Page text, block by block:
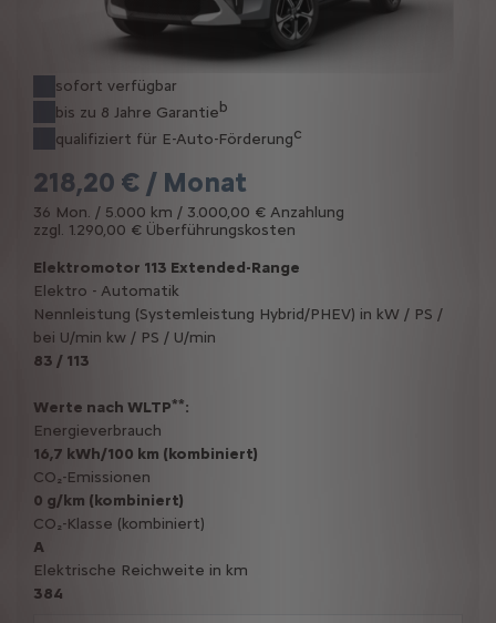
sofort verfügbar
bis zu 8 Jahre Garantieb
qualifiziert für E-Auto-Förderungc
218,20 € / Monat
36 Mon. / 5.000 km / 3.000,00 € Anzahlung
zzgl. 1.290,00 € Überführungskosten
Elektromotor 113 Extended-Range
Elektro - Automatik
Nennleistung (Systemleistung Hybrid/PHEV) in kW / PS /
bei U/min kw / PS / U/min
83 / 113
Werte nach WLTP**:
Energieverbrauch
16,7 kWh/100 km (kombiniert)
CO₂-Emissionen
0 g/km (kombiniert)
CO₂-Klasse (kombiniert)
A
Elektrische Reichweite in km
384